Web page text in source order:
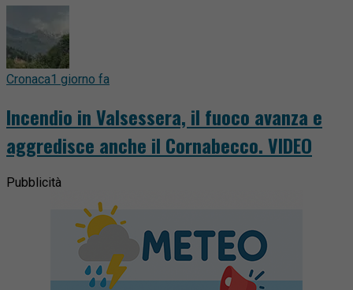
Cronaca1 giorno fa
Incendio in Valsessera, il fuoco avanza e
aggredisce anche il Cornabecco. VIDEO
Pubblicità